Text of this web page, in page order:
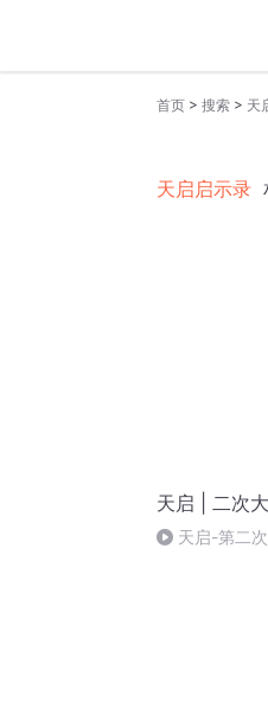
首页 > 搜索 > 天
天启启示录
天启 | 二次
天启-第二